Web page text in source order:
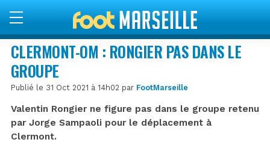
CLERMONT-OM : RONGIER PAS DANS LE
GROUPE
Publié le 31 Oct 2021 à 14h02 par FootMarseille
Valentin Rongier ne figure pas dans le groupe retenu
par Jorge Sampaoli pour le déplacement à
Clermont.